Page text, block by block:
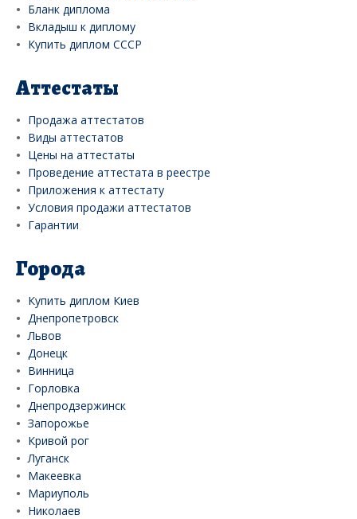
Бланк диплома
Вкладыш к диплому
Купить диплом СССР
Аттестаты
Продажа аттестатов
Виды аттестатов
Цены на аттестаты
Проведение аттестата в реестре
Приложения к аттестату
Условия продажи аттестатов
Гарантии
Города
Купить диплом Киев
Днепропетровск
Львов
Донецк
Винница
Горловка
Днепродзержинск
Запорожье
Кривой рог
Луганск
Макеевка
Мариуполь
Николаев